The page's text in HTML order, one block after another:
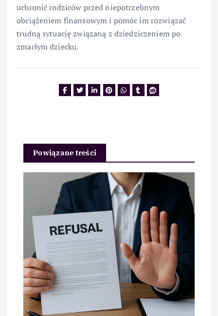
uchronić rodziców przed niepotrzebnym
obciążeniem finansowym i pomóc im rozwiązać
trudną sytuację związaną z dziedziczeniem po
zmarłym dziecku.
Powiązane treści